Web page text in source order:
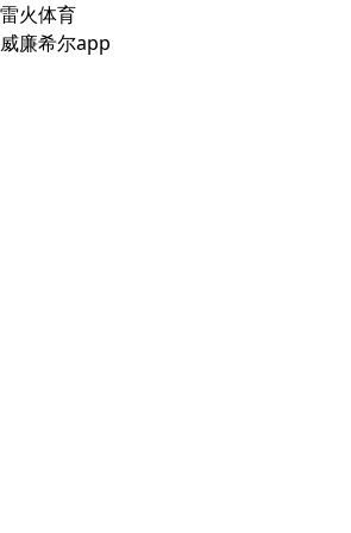
雷火体育
威廉希尔app